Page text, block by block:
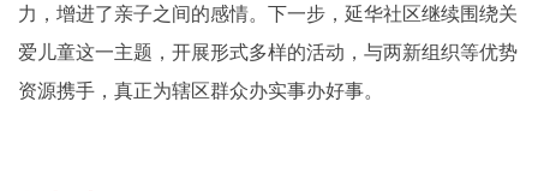
力，增进了亲子之间的感情。下一步，延华社区继续围绕关
爱儿童这一主题，开展形式多样的活动，与两新组织等优势
资源携手，真正为辖区群众办实事办好事。